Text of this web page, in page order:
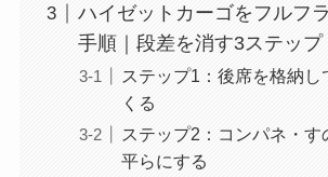
ハイゼットカーゴをフルフ
手順｜段差を消す3ステップ
ステップ1：後席を格納し
くる
ステップ2：コンパネ・す
平らにする